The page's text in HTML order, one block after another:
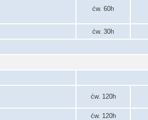
ćw. 60h
ćw. 30h
ćw. 120h
ćw. 120h